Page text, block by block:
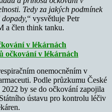
Tedy za jakých podmínek
“ vysvětluje Petr
a člen think tanku.
v lékárnách
očkování v lékárnách
onemocněním v
Podle průzkumu České
by se do očkování zapojila
ústavu pro kontrolu léčiv